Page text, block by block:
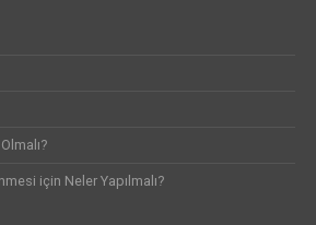
için Neler Yapılmalı?